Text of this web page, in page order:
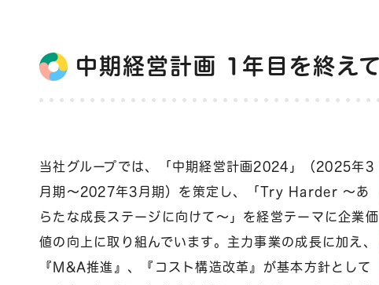
中期経営計画 1年目を終えて
当社グループでは、「中期経営計画2024」（2025年3
月期～2027年3月期）を策定し、「Try Harder ～あ
らたな成長ステージに向けて～」を経営テーマに企業価
値の向上に取り組んでいます。主力事業の成長に加え、
『M&A推進』、『コスト構造改革』が基本方針として